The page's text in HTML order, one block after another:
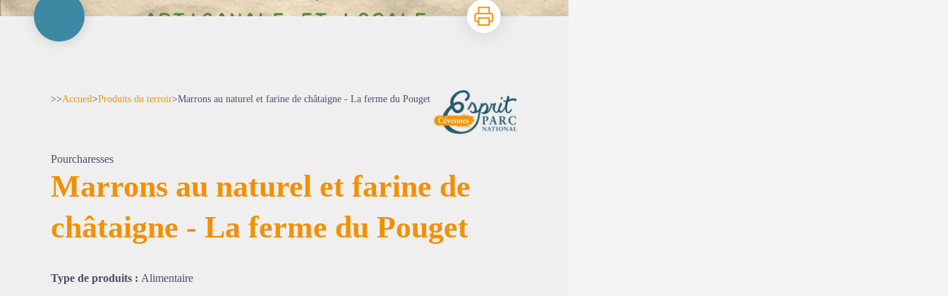
Voir l'image en plein écran
Imprimer
>>Accueil>Produits du terroir>Marrons au naturel et farine de châtaigne - La ferme du Pouget
Pourcharesses
Marrons au naturel et farine de
châtaigne - La ferme du Pouget
Type de produits : Alimentaire